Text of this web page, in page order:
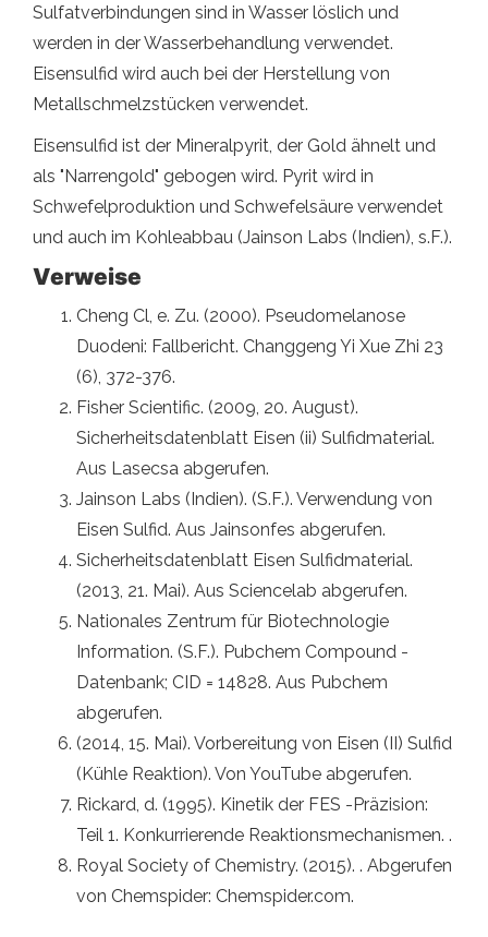
Sulfatverbindungen sind in Wasser löslich und
werden in der Wasserbehandlung verwendet.
Eisensulfid wird auch bei der Herstellung von
Metallschmelzstücken verwendet.
Eisensulfid ist der Mineralpyrit, der Gold ähnelt und
als "Narrengold" gebogen wird. Pyrit wird in
Schwefelproduktion und Schwefelsäure verwendet
und auch im Kohleabbau (Jainson Labs (Indien), s.F.).
Verweise
Cheng Cl, e. Zu. (2000). Pseudomelanose
Duodeni: Fallbericht. Changgeng Yi Xue Zhi 23
(6), 372-376.
Fisher Scientific. (2009, 20. August).
Sicherheitsdatenblatt Eisen (ii) Sulfidmaterial.
Aus Lasecsa abgerufen.
Jainson Labs (Indien). (S.F.). Verwendung von
Eisen Sulfid. Aus Jainsonfes abgerufen.
Sicherheitsdatenblatt Eisen Sulfidmaterial.
(2013, 21. Mai). Aus Sciencelab abgerufen.
Nationales Zentrum für Biotechnologie
Information. (S.F.). Pubchem Compound -
Datenbank; CID = 14828. Aus Pubchem
abgerufen.
(2014, 15. Mai). Vorbereitung von Eisen (II) Sulfid
(Kühle Reaktion). Von YouTube abgerufen.
Rickard, d. (1995). Kinetik der FES -Präzision:
Teil 1. Konkurrierende Reaktionsmechanismen. .
Royal Society of Chemistry. (2015). . Abgerufen
von Chemspider: Chemspider.com.